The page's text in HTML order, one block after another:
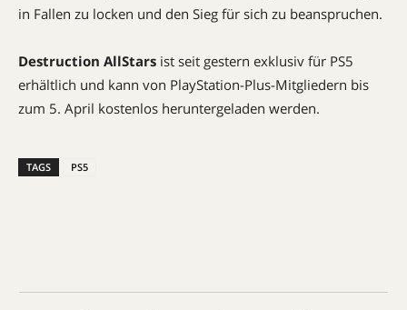
in Fallen zu locken und den Sieg für sich zu beanspruchen.
Destruction AllStars ist seit gestern exklusiv für PS5
erhältlich und kann von PlayStation-Plus-Mitgliedern bis
zum 5. April kostenlos heruntergeladen werden.
TAGS PS5